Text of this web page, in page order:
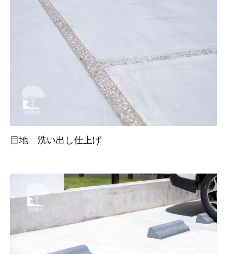
目地 洗い出し仕上げ